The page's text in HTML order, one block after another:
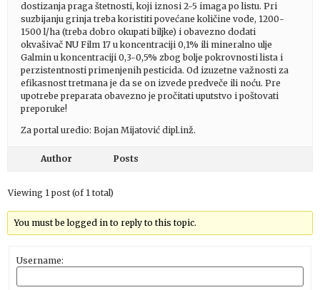
dostizanja praga štetnosti, koji iznosi 2-5 imaga po listu. Pri
suzbijanju grinja treba koristiti povećane količine vode, 1200-
1500 l/ha (treba dobro okupati biljke) i obavezno dodati
okvašivač NU Film 17 u koncentraciji 0,1% ili mineralno ulje
Galmin u koncentraciji 0,3-0,5% zbog bolje pokrovnosti lista i
perzistentnosti primenjenih pesticida. Od izuzetne važnosti za
efikasnost tretmana je da se on izvede predveče ili noću. Pre
upotrebe preparata obavezno je pročitati uputstvo i poštovati
preporuke!
Za portal uredio: Bojan Mijatović dipl.inž.
Author Posts
Viewing 1 post (of 1 total)
You must be logged in to reply to this topic.
Username: